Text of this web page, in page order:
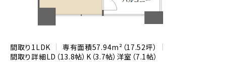
間取り 1LDK 専有面積57.94m²（17.52坪）
間取り詳細LD（13.8帖） K（3.7帖） 洋室（7.1帖）